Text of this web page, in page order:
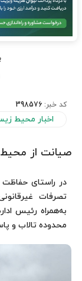
کد خبر: 398576
اخبار محیط
صیانت از
در راستای
تصرفات
به‌همراه رئیس
محدوده تالاب و